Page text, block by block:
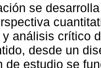
se
análisis crítico
desde un
de estudio se